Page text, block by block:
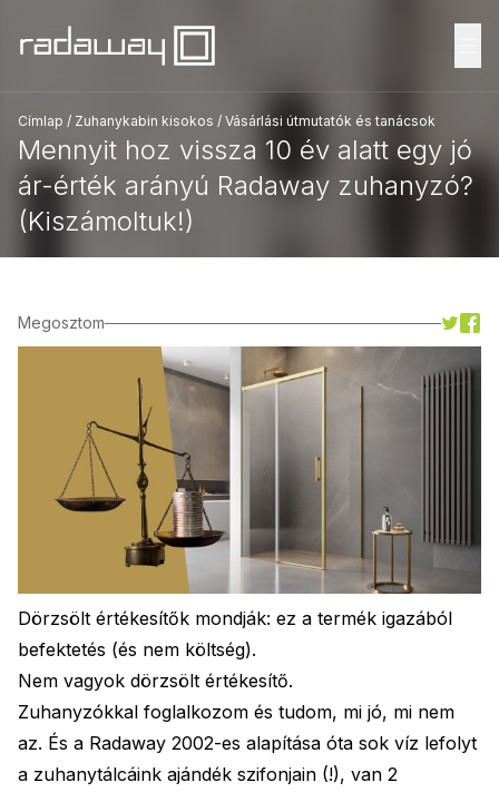
Címlap / Zuhanykabin kisokos / Vásárlási útmutatók és tanácsok
Mennyit hoz vissza 10 év alatt egy jó
ár-érték arányú Radaway zuhanyzó?
(Kiszámoltuk!)
Dörzsölt értékesítők mondják: ez a termék igazából
befektetés (és nem költség).
Nem vagyok dörzsölt értékesítő.
Zuhanyzókkal foglalkozom és tudom, mi jó, mi nem
az. És a Radaway 2002-es alapítása óta sok víz lefolyt
a zuhanytálcáink ajándék szifonjain (!), van 2
Megosztom